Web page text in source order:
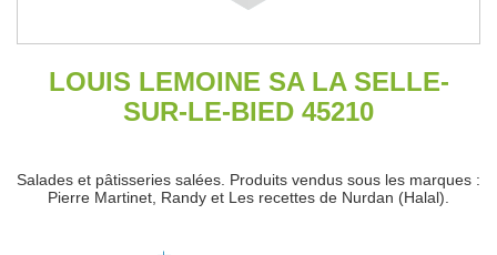
LOUIS LEMOINE SA LA SELLE-
SUR-LE-BIED 45210
Salades et pâtisseries salées. Produits vendus sous les marques :
Pierre Martinet, Randy et Les recettes de Nurdan (Halal).